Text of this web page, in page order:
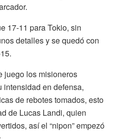
17-11 para Tokio, sin
detalles y se quedó con
juego los misioneros
intensidad en defensa,
de rebotes tomados, esto
de Lucas Landi, quien
así el “nipon” empezó